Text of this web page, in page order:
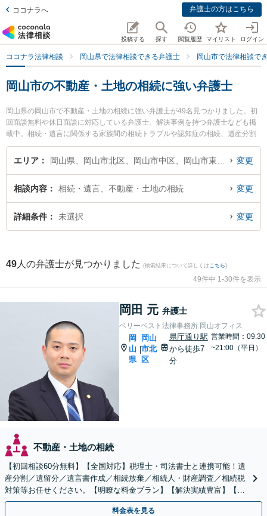
ココナラへ 弁護士の方はこちら
投稿する 探す 閲覧履歴 マイリスト ログイン
ココナラ法律相談 岡山県で法律相談できる弁護士 岡山市で法律相談で
岡山市の不動産・土地の相続に強い弁護士
岡山県の岡山市で不動産・土地の相続に強い弁護士が49名見つかりました。初
回面談無料や休日面談に対応している弁護士、解決事例を持つ弁護士なども掲
載中。相続・遺言に関係する家族間の相続トラブルや認知症の相続、遺産分割
等の細かな分野での絞り込み検索もでき便利です。特にベリーベスト法律事務
所 岡山オフィスの岡田 元弁護士や葵綜合法律事務所の吉田 浩晃弁護士、すず
トラブルを今すぐに弁護士に相談したい』『不動産・土地の相続のトラブル解
決の実績豊富な近くの弁護士を検索したい』『初回相談無料で不動産・土地の
相続を法律相談できる岡山市内の弁護士に相談予約したい』などでお困りの相
エリア 変更
相談内容 相続・遺言、不動産・土地の相続 変更
詳細条件 未選択 変更
49 人の弁護士が見つかりました (検索結果について詳しくは こちら)
49件中 1-30件を表示
岡田 元 弁護士
ベリーベスト法律事務所 岡山オフィス
岡
山
県
|
岡山
市北
区
県庁通り駅
から徒歩7
分
営業時間：09:30
~21:00（平日）
不動産・土地の相続
【初回相談60分無料】【全国対応】税理士・司法書士と連携可能！遺
産分割／遺留分／遺言書作成／相続放棄／相続人・財産調査／相続税
対策等お任せください。【明瞭な料金プラン】【解決実績豊富】【電
話相談可】
料金表を見る